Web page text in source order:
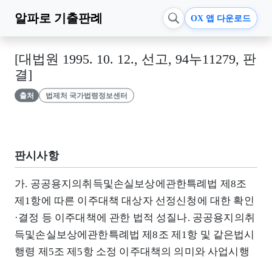
알파로 기출판례 OX 앱 다운로드
[대법원 1995. 10. 12., 선고, 94누11279, 판
결]
출처 법제처 국가법령정보센터
판시사항
가. 공공용지의취득및손실보상에관한특례법 제8조
제1항에 따른 이주대책 대상자 선정신청에 대한 확인
·결정 등 이주대책에 관한 법적 성질나. 공공용지의취
득및손실보상에관한특례법 제8조 제1항 및 같은법시
행령 제5조 제5항 소정 이주대책의 의미와 사업시행